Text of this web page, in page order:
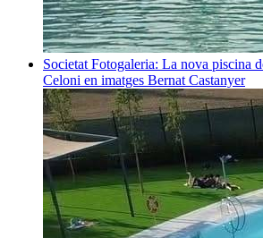
Societat Fotogaleria: La nova piscina
Celoni en imatges Bernat Castanyer